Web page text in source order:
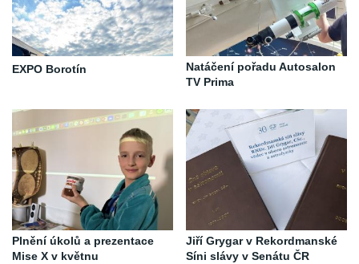
EXPO Borotín
Natáčení pořadu Autosalon
TV Prima
Plnění úkolů a prezentace
Mise X v květnu
Jiří Grygar v Rekordmanské
Síni slávy v Senátu ČR